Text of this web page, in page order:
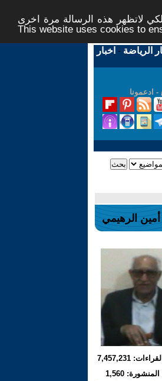
لاتظهر هذه الرسالة مرة اخرى -
This website uses cookies to
الرياضة - اخبار
- ادعمونا
أمين الرهيمي
7,457,231
1,560